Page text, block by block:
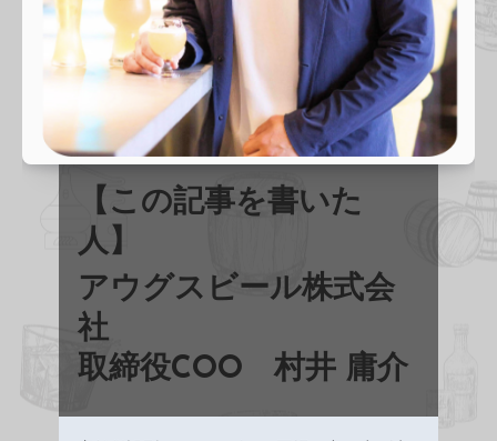
【この記事を書いた
人】
アウグスビール株式会
社
取締役COO 村井 庸介